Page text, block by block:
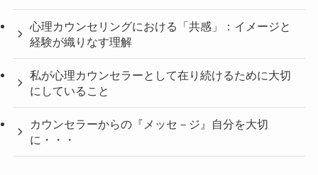
心理カウンセリングにおける「共感」：イメージと
経験が織りなす理解
私が心理カウンセラーとして在り続けるために大切
にしていること
カウンセラーからの『メッセ－ジ』自分を大切
に・・・